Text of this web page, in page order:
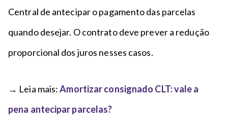
Central de antecipar o pagamento das parcelas
quando desejar. O contrato deve prever a redução
proporcional dos juros nesses casos.
→ Leia mais:Amortizar consignado CLT: vale a
pena antecipar parcelas?